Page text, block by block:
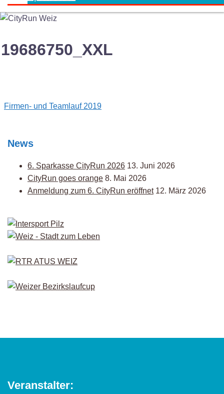
19686750_XXL
Post
Firmen- und Teamlauf 2019
News
6. Sparkasse CityRun 2026 13. Juni 2026
CityRun goes orange 8. Mai 2026
Anmeldung zum 6. CityRun eröffnet 12. März 2026
Veranstalter: